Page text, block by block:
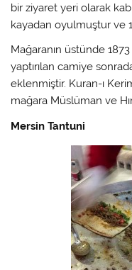
bir ziyaret yeri olarak
kayadan oyulmuştur ve
Mağaranın üstünde
yaptırılan camiye
eklenmiştir. Kuran-ı
mağara Müslüman ve
Mersin Tantuni